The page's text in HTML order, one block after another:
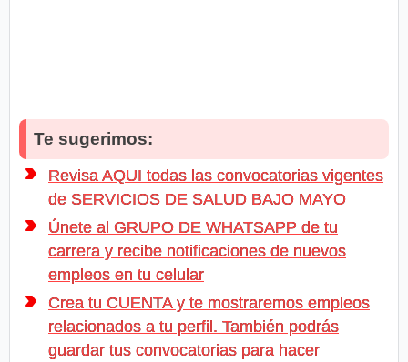
Te sugerimos:
Revisa AQUI todas las convocatorias vigentes
de SERVICIOS DE SALUD BAJO MAYO
Únete al GRUPO DE WHATSAPP de tu
carrera y recibe notificaciones de nuevos
empleos en tu celular
Crea tu CUENTA y te mostraremos empleos
relacionados a tu perfil. También podrás
guardar tus convocatorias para hacer